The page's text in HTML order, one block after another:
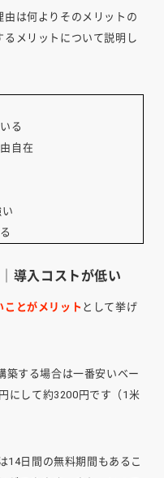
は何よりそのメリットの
メリットについて説明し
る
自在
導入コストが低い
ことがメリット として挙げ
築する場合は一番安いベー
にして約3200円です（1米
14日間の無料期間もあるこ